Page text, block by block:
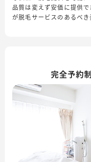
品質は変えず安価に提供
が脱毛サービスのあるべき
完全予約制